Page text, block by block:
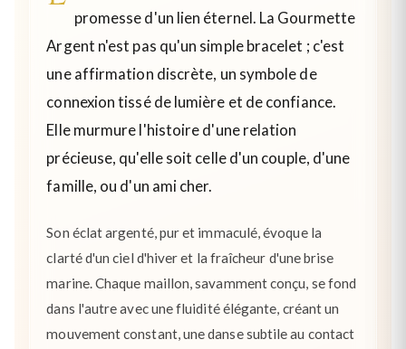
promesse d'un lien éternel. La Gourmette
Argent n'est pas qu'un simple bracelet ; c'est
une affirmation discrète, un symbole de
connexion tissé de lumière et de confiance.
Elle murmure l'histoire d'une relation
précieuse, qu'elle soit celle d'un couple, d'une
famille, ou d'un ami cher.
Son éclat argenté, pur et immaculé, évoque la
clarté d'un ciel d'hiver et la fraîcheur d'une brise
marine. Chaque maillon, savamment conçu, se fond
dans l'autre avec une fluidité élégante, créant un
mouvement constant, une danse subtile au contact